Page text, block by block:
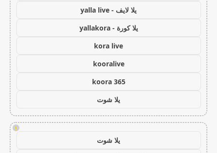
يلا لايف - yalla live
يلا كورة - yallakora
kora live
kooralive
koora 365
يلا شوت
!
يلا شوت